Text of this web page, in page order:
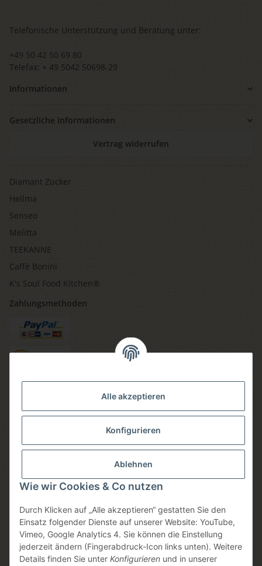
Alle akzeptieren
Konfigurieren
Ablehnen
Wie wir Cookies & Co nutzen
Durch Klicken auf „Alle akzeptieren“ gestatten Sie den
Einsatz folgender Dienste auf unserer Website: YouTube,
Vimeo, Google Analytics 4. Sie können die Einstellung
jederzeit ändern (Fingerabdruck-Icon links unten). Weitere
Details finden Sie unter Konfigurieren und in unserer
Telefonische Unterstützung und Beratung unter:
+49 50 42 50 69 80
Telefax: + 49 5042 50698-29
Informationen
Gesetzliche Informationen
Vertrag widerrufen
Diamant Zucker
Hellma
Senseo
Melitta
TEEKANNE
Caffè Bonini
K's Soul Food Kitchen®
Zahlungsmethoden
Versandmethoden
Sicheres einkaufen